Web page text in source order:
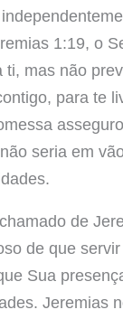
1:19, o
ti, mas não
para te
seria em
de
de que
Sua
Jeremias